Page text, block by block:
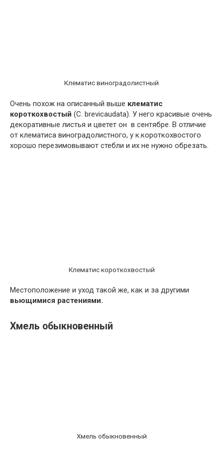
Клематис виноградолистный
Очень похож на описанный выше клематис
короткохвостый (С. brevicaudata). У него красивые очень
декоративные листья и цветет он в сентябре. В отличие
от клематиса виноградолистного, у к.короткохвостого
хорошо перезимовывают стебли и их не нужно обрезать.
Клематис короткохвостый
Местоположение и уход такой же, как и за другими
вьющимися растениями.
Хмель обыкновенный
Хмель обыкновенный